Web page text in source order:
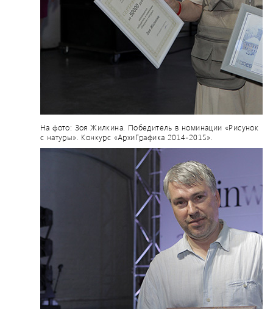
На фото: Зоя Жилкина. Победитель в номинации «Рисунок
с натуры». Конкурс «АрхиГрафика 2014-2015».